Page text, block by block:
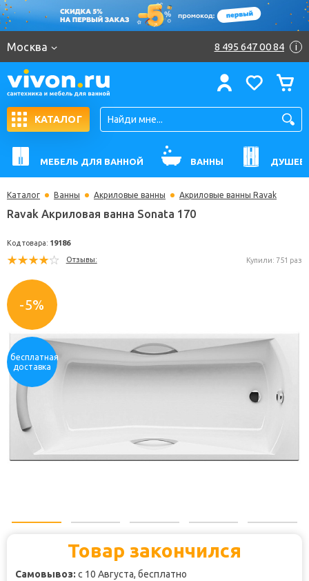
Москва 8 495 647 00 84 i
КАТАЛОГ
МЕБЕЛЬ ДЛЯ ВАННОЙ ВАННЫ
Каталог Ванны Акриловые ванны Акриловые ванны Ravak
-5%
бесплатная
доставка
Товар закончился
Самовывоз: с 10 Августа, бесплатно
Ravak Акриловая ванна Sonata 170